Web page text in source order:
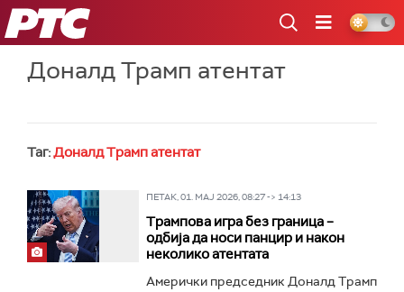
РТС
Доналд Трамп атентат
Таг:Доналд Трамп атентат
ПЕТАК, 01. МАЈ 2026, 08:27 -> 14:13
Трампова игра без граница –
одбија да носи панцир и након
неколико атентата
Амерички председник Доналд Трамп